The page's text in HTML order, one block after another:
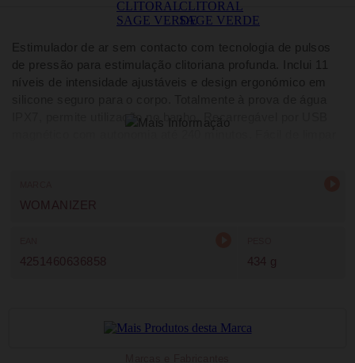
Estimulador de ar sem contacto com tecnologia de pulsos
de pressão para estimulação clitoriana profunda. Inclui 11
níveis de intensidade ajustáveis e design ergonómico em
IPX7, permite utilização no banho. Recarregável por USB
WOMANIZER
4251460636858 434 g